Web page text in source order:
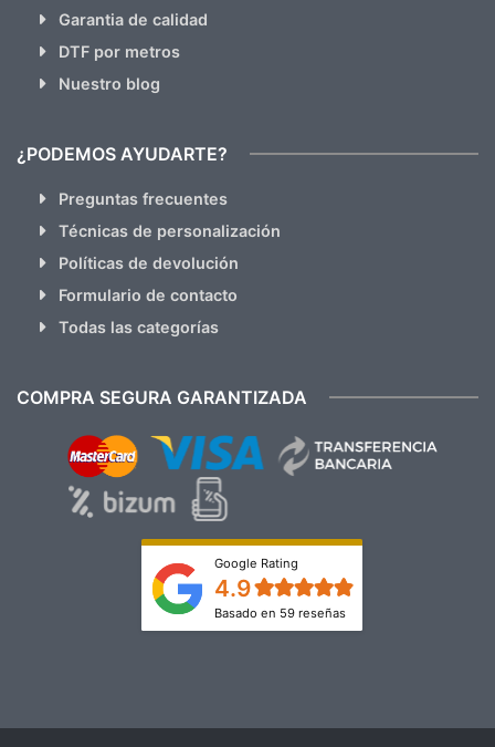
Garantia de calidad
DTF por metros
Nuestro blog
¿PODEMOS AYUDARTE?
Preguntas frecuentes
Técnicas de personalización
Políticas de devolución
Formulario de contacto
Todas las categorías
COMPRA SEGURA GARANTIZADA
Google Rating
4.9
Basado en 59 reseñas